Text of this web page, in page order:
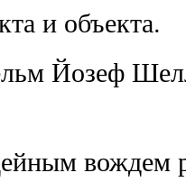
и объекта.
Йозеф
вождем